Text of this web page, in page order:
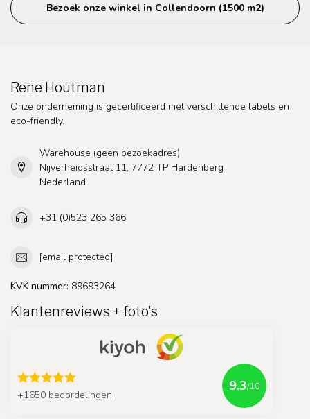
Bezoek onze winkel in Collendoorn (1500 m2)
Rene Houtman
Onze onderneming is gecertificeerd met verschillende labels en
eco-friendly.
Warehouse (geen bezoekadres)
Nijverheidsstraat 11, 7772 TP Hardenberg
Nederland
+31 (0)523 265 366
[email protected]
KVK nummer: 89693264
Klantenreviews + foto's
+1650 beoordelingen
9.3/10